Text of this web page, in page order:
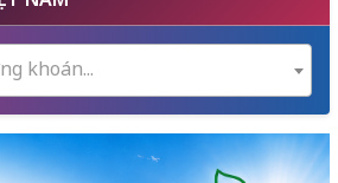
khoán...